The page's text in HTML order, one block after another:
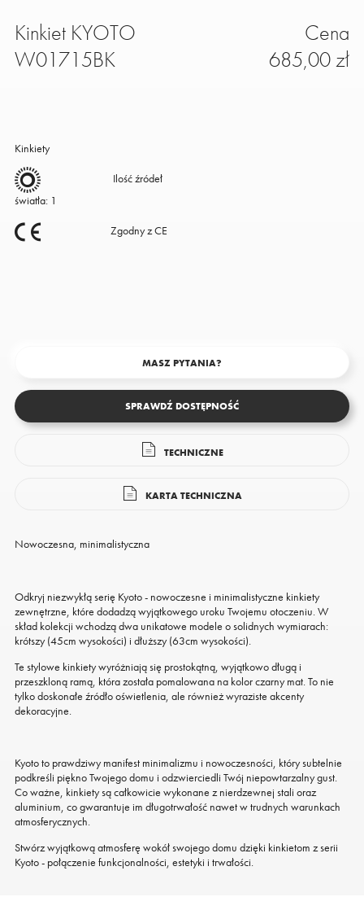
Kinkiet KYOTO
W01715BK
Kinkiety
Ilość źródeł
światła: 1
Zgodny z CE
Cena
685,00 zł
MASZ PYTANIA?
SPRAWDŹ DOSTĘPNOŚĆ
TECHNICZNE
KARTA TECHNICZNA
Nowoczesna, minimalistyczna
Odkryj niezwykłą serię Kyoto - nowoczesne i minimalistyczne kinkiety
zewnętrzne, które dodadzą wyjątkowego uroku Twojemu otoczeniu. W
skład kolekcji wchodzą dwa unikatowe modele o solidnych wymiarach:
krótszy (45cm wysokości) i dłuższy (63cm wysokości).
Te stylowe kinkiety wyróżniają się prostokątną, wyjątkowo długą i
przeszkloną ramą, która została pomalowana na kolor czarny mat. To nie
tylko doskonałe źródło oświetlenia, ale również wyraziste akcenty
dekoracyjne.
Kyoto to prawdziwy manifest minimalizmu i nowoczesności, który subtelnie
podkreśli piękno Twojego domu i odzwierciedli Twój niepowtarzalny gust.
Co ważne, kinkiety są całkowicie wykonane z nierdzewnej stali oraz
aluminium, co gwarantuje im długotrwałość nawet w trudnych warunkach
atmosferycznych.
Stwórz wyjątkową atmosferę wokół swojego domu dzięki kinkietom z serii
Kyoto - połączenie funkcjonalności, estetyki i trwałości.